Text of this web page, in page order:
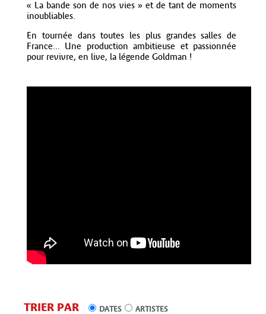
« La bande son de nos vies » et de tant de moments
inoubliables.
En tournée dans toutes les plus grandes salles de
France... Une production ambitieuse et passionnée
pour revivre, en live, la légende Goldman !
TRIER PAR DATES ARTISTES